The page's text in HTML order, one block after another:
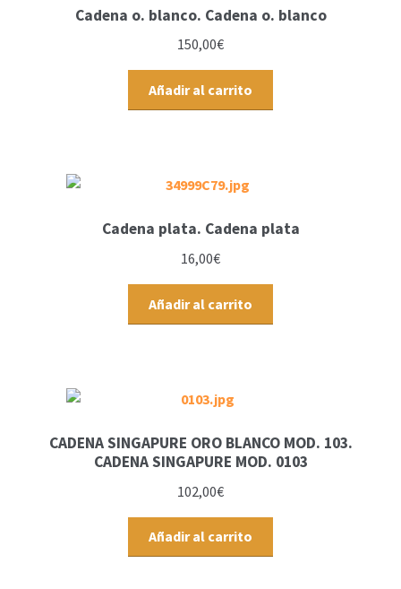
Cadena o. blanco. Cadena o. blanco
150,00€
Añadir al carrito
Cadena plata. Cadena plata
16,00€
Añadir al carrito
CADENA SINGAPURE ORO BLANCO MOD. 103.
CADENA SINGAPURE MOD. 0103
102,00€
Añadir al carrito